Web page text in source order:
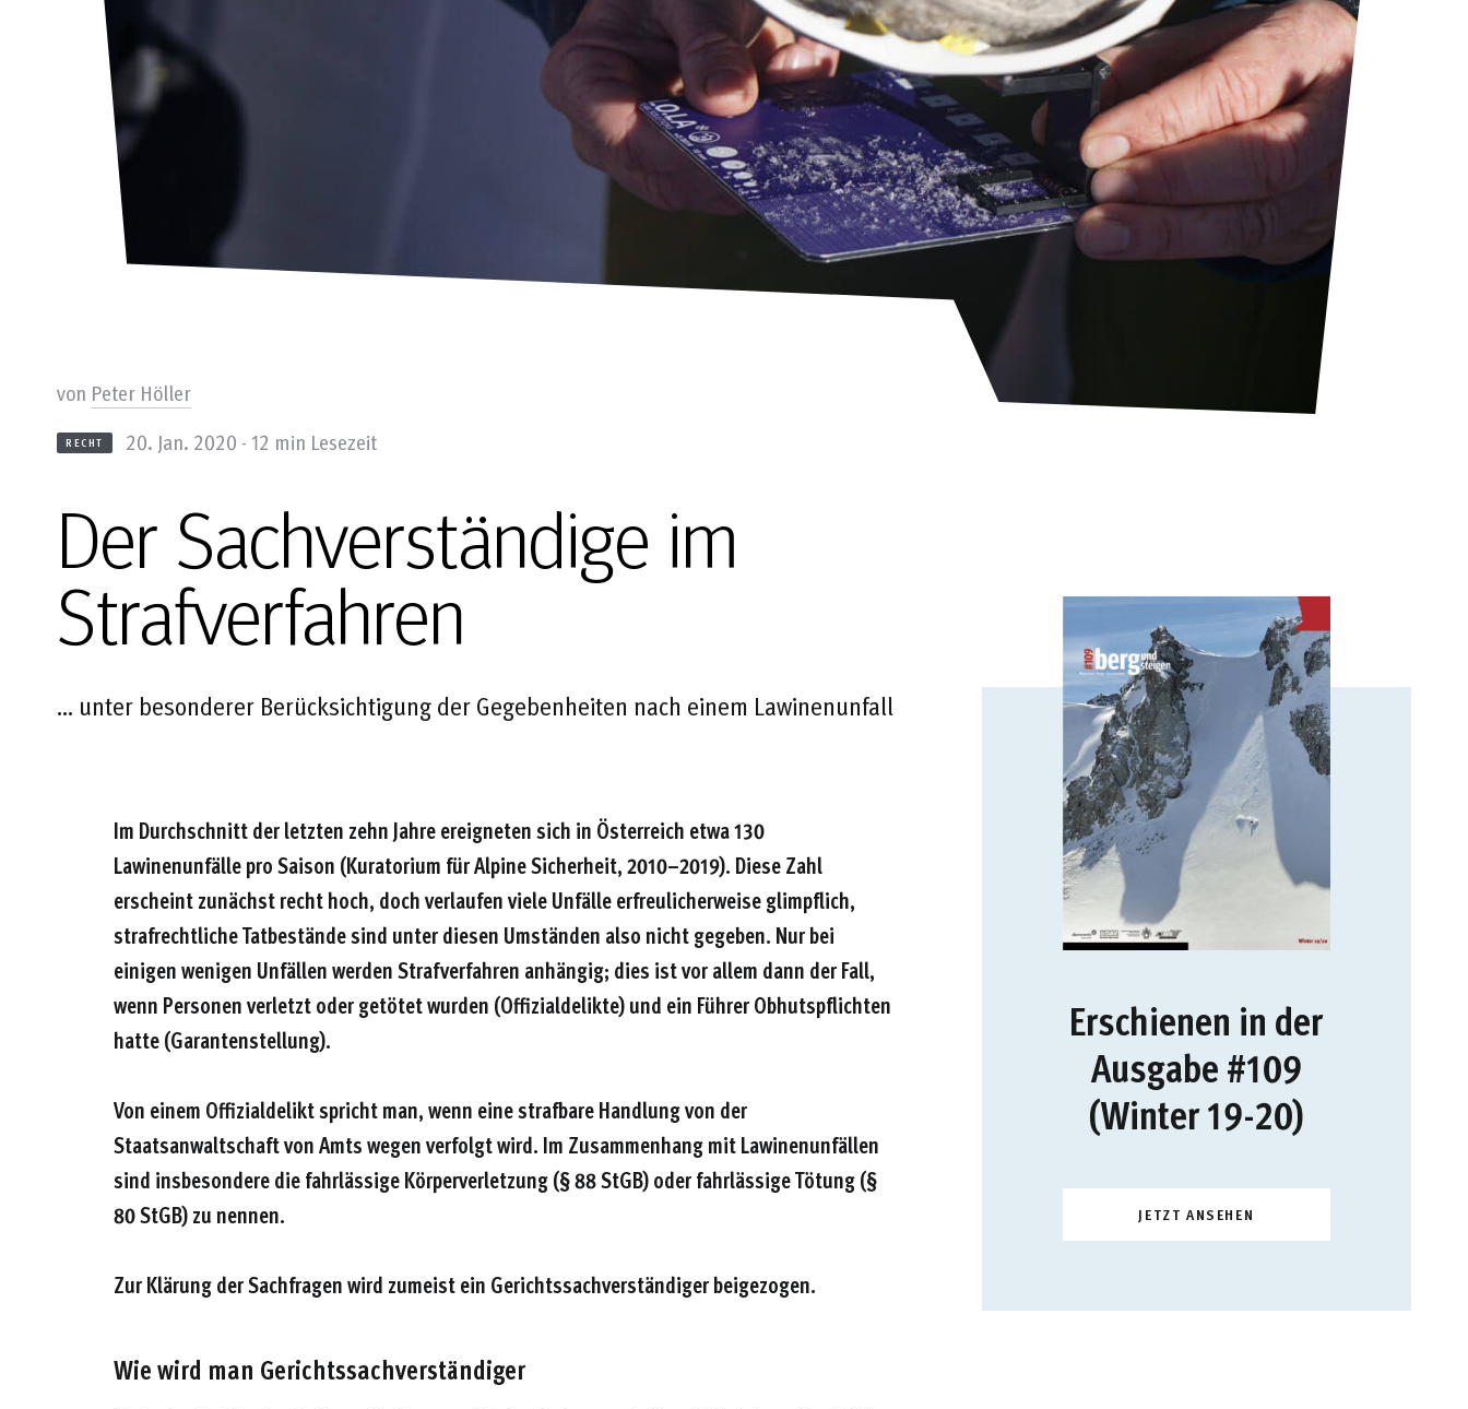
von Peter Höller
RECHT 20. Jan. 2020 - 12 min Lesezeit
Der Sachverständige im
Strafverfahren
... unter besonderer Berücksichtigung der Gegebenheiten nach einem Lawinenunfall
Im Durchschnitt der letzten zehn Jahre ereigneten sich in Österreich etwa 130
Lawinenunfälle pro Saison (Kuratorium für Alpine Sicherheit, 2010–2019). Diese Zahl
erscheint zunächst recht hoch, doch verlaufen viele Unfälle erfreulicherweise glimpflich,
strafrechtliche Tatbestände sind unter diesen Umständen also nicht gegeben. Nur bei
einigen wenigen Unfällen werden Strafverfahren anhängig; dies ist vor allem dann der Fall,
wenn Personen verletzt oder getötet wurden (Offizialdelikte) und ein Führer Obhutspflichten
hatte (Garantenstellung).
Von einem Offizialdelikt spricht man, wenn eine strafbare Handlung von der
Staatsanwaltschaft von Amts wegen verfolgt wird. Im Zusammenhang mit Lawinenunfällen
sind insbesondere die fahrlässige Körperverletzung (§ 88 StGB) oder fahrlässige Tötung (§
80 StGB) zu nennen.
Zur Klärung der Sachfragen wird zumeist ein Gerichtssachverständiger beigezogen.
Wie wird man Gerichtssachverständiger
Erschienen in der
Ausgabe #109
(Winter 19-20)
JETZT ANSEHEN